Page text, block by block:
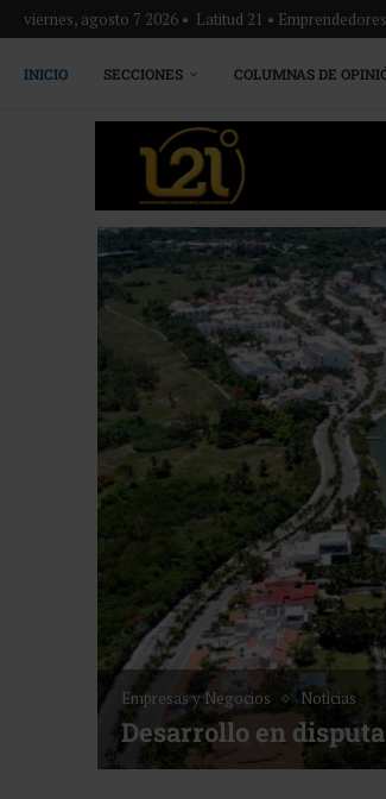
viernes, agosto 7 2026 • Latitud 21 •
INICIO SECCIONES COLUMNAS DE
Empresas y Negocios Noticias
Desarrollo en